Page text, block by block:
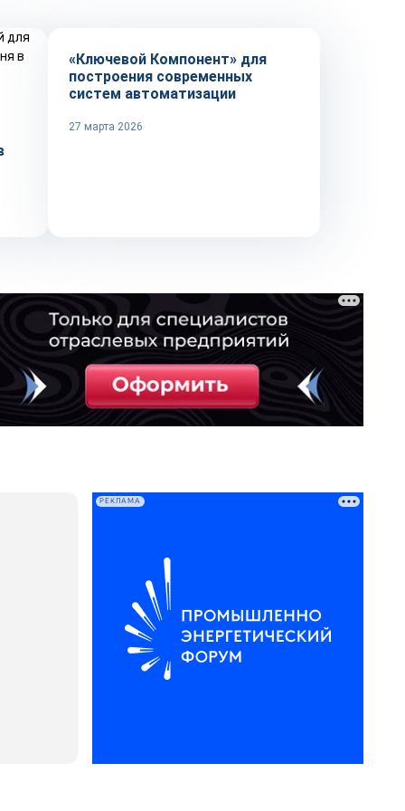
«Ключевой Компонент» для
построения современных
систем автоматизации
27 марта 2026
РЕКЛАМА